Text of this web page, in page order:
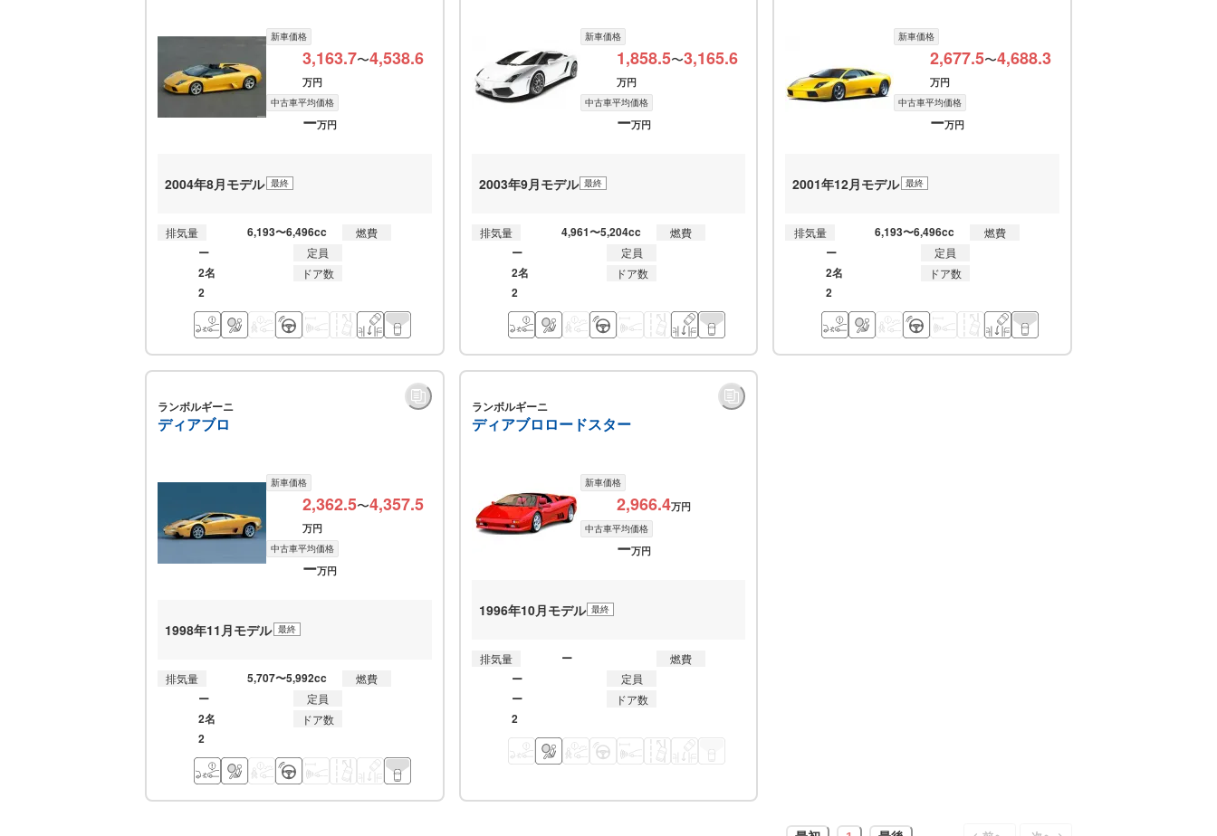
新車価格
3,163.7〜4,538.6
万円
中古車平均価格
ー万円
2004年8月モデル 最終
排気量 6,193〜6,496cc 燃費
ー 定員
2名 ドア数
2
新車価格
1,858.5〜3,165.6
万円
中古車平均価格
ー万円
2003年9月モデル 最終
排気量 4,961〜5,204cc 燃費
ー 定員
2名 ドア数
2
新車価格
2,677.5〜4,688.3
万円
中古車平均価格
ー万円
2001年12月モデル 最終
排気量 6,193〜6,496cc 燃費
ー 定員
2名 ドア数
2
ランボルギーニ
ディアブロ
新車価格
2,362.5〜4,357.5
万円
中古車平均価格
ー万円
1998年11月モデル 最終
排気量 5,707〜5,992cc 燃費
ー 定員
2名 ドア数
2
ランボルギーニ
ディアブロロードスター
新車価格
2,966.4万円
中古車平均価格
ー万円
1996年10月モデル 最終
排気量 ー 燃費
ー 定員
ー ドア数
2